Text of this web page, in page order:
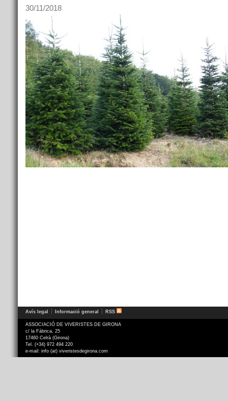
30/11/2018
Avís legal Informació general RSS
ASSOCIACIÓ DE VIVERISTES DE GIRONA
c/ la Fàbrica, 25
17460 Celrà (Girona)
Tel. (+34) 972 494 220
e-mail: info (at) viveristesdegirona.com